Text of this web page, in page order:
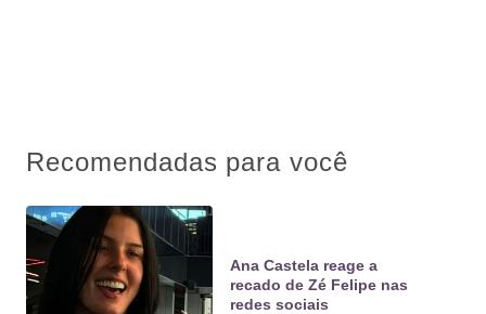
Recomendadas para você
Ana Castela reage a
recado de Zé Felipe nas
redes sociais